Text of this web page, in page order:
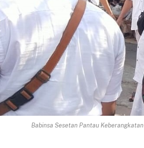
Babinsa Sesetan Pantau